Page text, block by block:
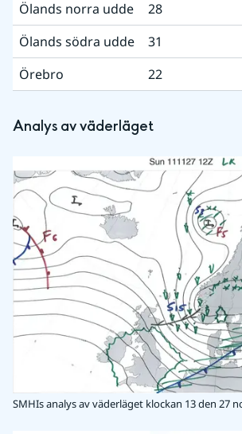
Ölands norra udde
28
Ölands södra udde
31
Örebro
22
Analys av väderläget
SMHIs analys av väderläget klockan 13 den 27